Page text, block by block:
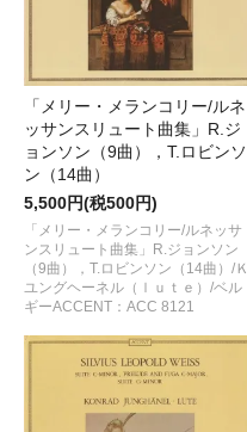
「メリー・メランコリー/ルネ
ッサンスリュート曲集」R.ジ
ョンソン（9曲），T.ロビンソ
ン（14曲）
5,500円(税500円)
「メリー・メランコリー/ルネッサ
ンスリュート曲集」R.ジョンソン
（9曲），T.ロビンソン（14曲）/Ｋ.
ユングヘーネル（ｌｕｔｅ）/ベル
ギーACCENT：ACC 8121